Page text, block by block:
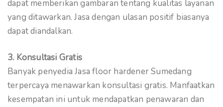
dapat memberikan gambaran tentang kualitas layanan
yang ditawarkan. Jasa dengan ulasan positif biasanya
dapat diandalkan.
3. Konsultasi Gratis
Banyak penyedia Jasa floor hardener Sumedang
terpercaya menawarkan konsultasi gratis. Manfaatkan
kesempatan ini untuk mendapatkan penawaran dan